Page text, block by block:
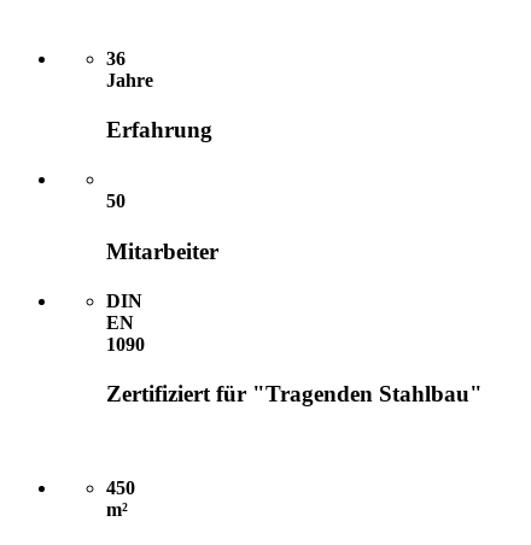
36
Jahre
Erfahrung
50
Mitarbeiter
DIN
EN
1090
Zertifiziert für "Tragenden Stahlbau"
450
m²